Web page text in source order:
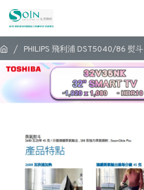
PHILIPS 飛利浦 DST5040/86 熨斗